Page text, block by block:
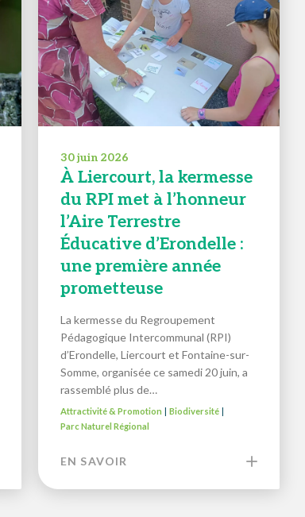
30 juin 2026
À Liercourt, la kermesse
du RPI met à l’honneur
l’Aire Terrestre
Éducative d’Erondelle :
une première année
prometteuse
La kermesse du Regroupement
Pédagogique Intercommunal (RPI)
d’Erondelle, Liercourt et Fontaine-sur-
Somme, organisée ce samedi 20 juin, a
rassemblé plus de…
Attractivité & Promotion Biodiversité|
Parc Naturel Régional
EN SAVOIR